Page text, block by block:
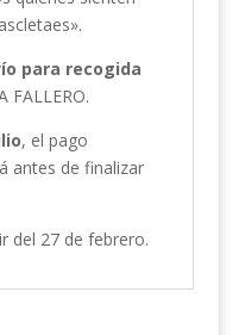
para recogida
FALLERO.
, el pago
antes de finalizar
del 27 de febrero.